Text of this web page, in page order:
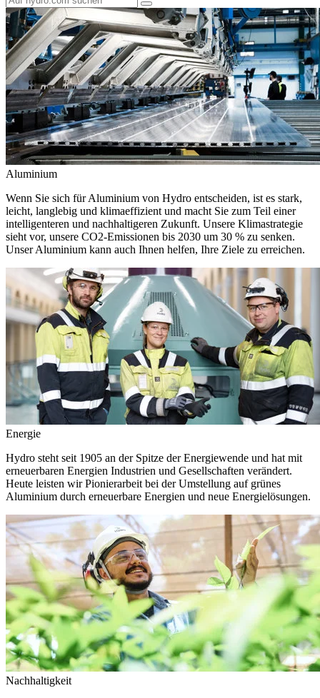
Aluminium
Wenn Sie sich für Aluminium von Hydro entscheiden, ist es stark,
leicht, langlebig und klimaeffizient und macht Sie zum Teil einer
intelligenteren und nachhaltigeren Zukunft. Unsere Klimastrategie
sieht vor, unsere CO2-Emissionen bis 2030 um 30 % zu senken.
Unser Aluminium kann auch Ihnen helfen, Ihre Ziele zu erreichen.
Energie
Hydro steht seit 1905 an der Spitze der Energiewende und hat mit
erneuerbaren Energien Industrien und Gesellschaften verändert.
Heute leisten wir Pionierarbeit bei der Umstellung auf grünes
Aluminium durch erneuerbare Energien und neue Energielösungen.
Nachhaltigkeit